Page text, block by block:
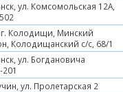
ул. Комсомольская 12А,
Колодищи, Минский
Колодищанский с/с, 68/1
ул. Богдановича
ул. Пролетарская 2